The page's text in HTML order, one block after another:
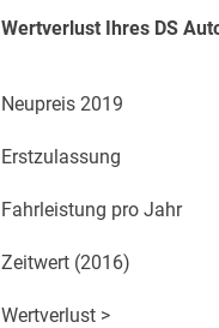
Wertverlust Ihres DS
Neupreis 2019
Erstzulassung
Fahrleistung pro Jahr
Zeitwert (2016)
Wertverlust >